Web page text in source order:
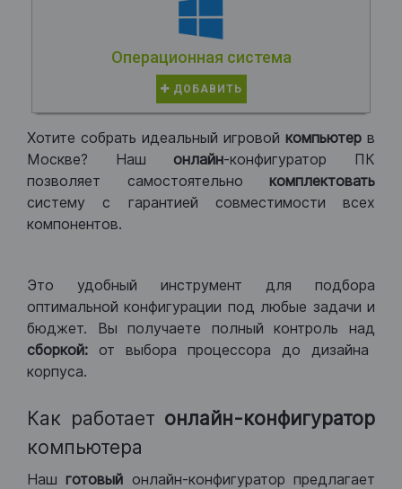
Операционная система
ДОБАВИТЬ
Хотите собрать идеальный игровой компьютер в
Москве? Нашонлайн-конфигуратор ПК
позволяет самостоятельно комплектовать
систему с гарантией совместимости всех
компонентов.
Это удобный инструмент для подбора
оптимальной конфигурации под любые задачи и
бюджет. Вы получаете полный контроль над
сборкой: от выбора процессора до дизайна
корпуса.
Как работает онлайн-конфигуратор
компьютера
Нашготовый онлайн-конфигуратор предлагает